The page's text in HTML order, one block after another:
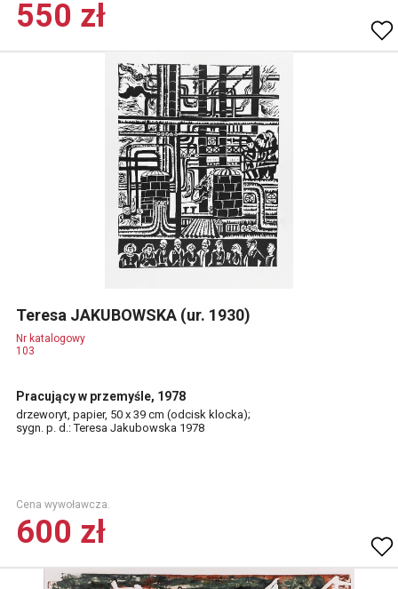
550 zł
Teresa JAKUBOWSKA (ur. 1930)
Nr katalogowy
103
Pracujący w przemyśle, 1978
drzeworyt, papier, 50 x 39 cm (odcisk klocka);
sygn. p. d.: Teresa Jakubowska 1978
Cena wywoławcza.
600 zł